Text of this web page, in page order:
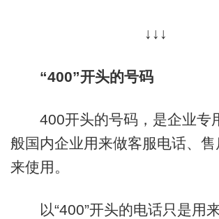
↓↓↓
“400”开头的号码
400开头的号码，是企业专
般国内企业用来做客服电话、
来使用。
以“400”开头的电话只是用